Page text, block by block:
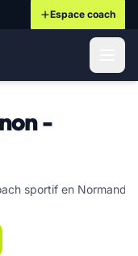
Espace coach
-
sportif en Normandie